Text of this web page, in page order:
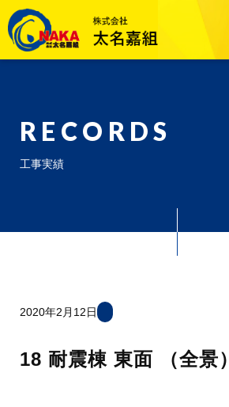
RECORDS
工事実績
2020年2月12日
18 耐震棟 東面 （全景）